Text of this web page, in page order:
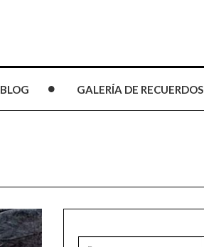
BLOG GALERÍA DE RECUERDOS